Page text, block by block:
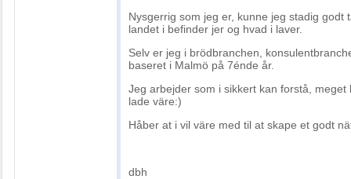
Nysgerrig som jeg er, kunne jeg stadig godt
landet i befinder jer og hvad i laver.
Selv er jeg i brödbranchen,
baseret i Malmö på 7énde år.
Jeg arbejder som i sikkert kan forstå,
lade väre:)
Håber at i vil väre med til at skape et godt
dbh